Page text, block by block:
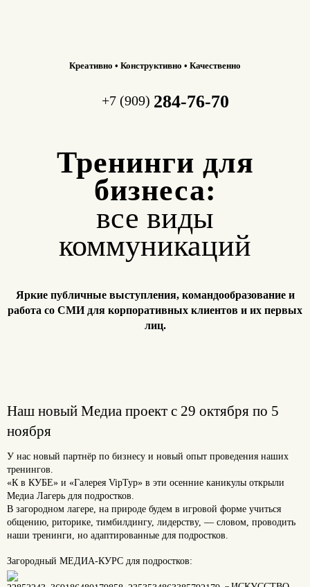
Креативно • Конструктивно • Качественно
+7 (909) 284-76-70
Тренинги для
бизнеса:
все виды
коммуникаций
Яркие публичные выступления, командообразование и
работа со СМИ для корпоративных клиентов и их первых
лиц.
Наш новый Медиа проект c 29 октября по 5
ноября
У нас новый партнёр по бизнесу и новый опыт проведения наших
тренингов.
«К в КУБЕ» и «Галерея VipТур» в эти осенние каникулы открыли
Медиа Лагерь для подростков.
В загородном лагере, на природе будем в игровой форме учиться
общению, риторике, тимбилдингу, лидерству, — словом, проводить
наши тренинги, но адаптированные для подростков.
Загородный МЕДИА-КУРС для подростков: